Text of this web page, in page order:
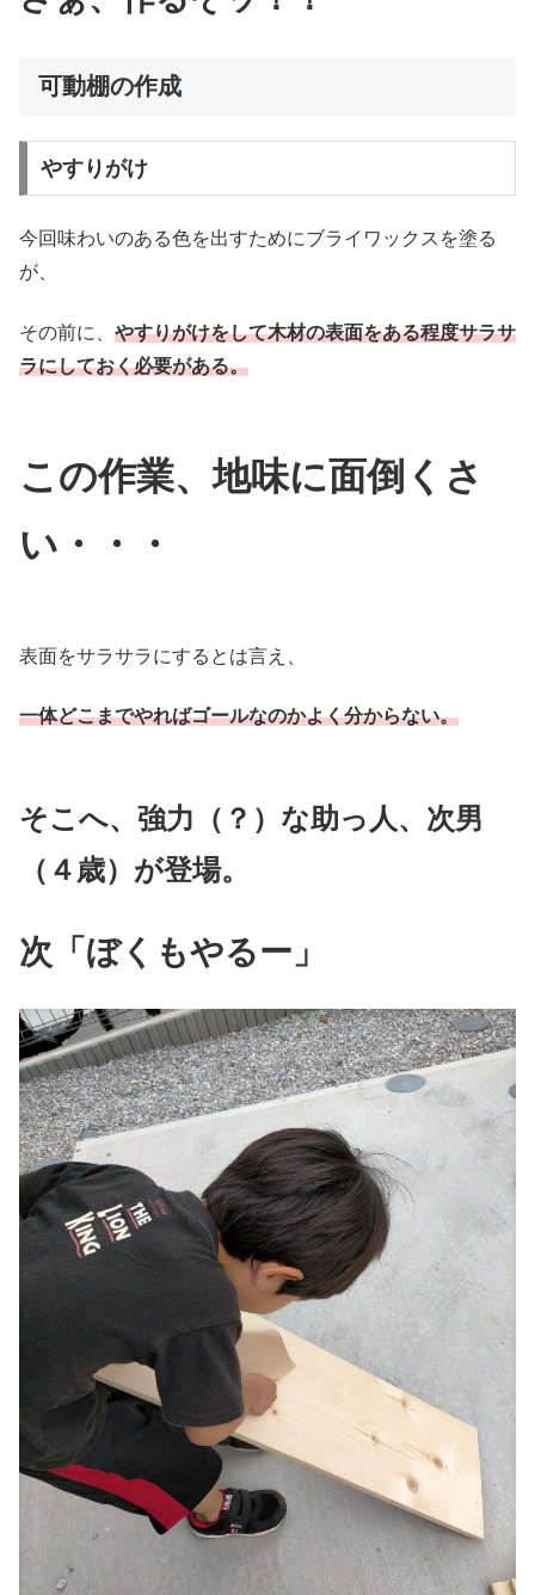
可動棚の作成
やすりがけ
今回味わいのある色を出すためにブライワックスを塗る
が、
その前に、 やすりがけをして木材の表面をある程度サラサ
ラにしておく必要がある。
この作業、地味に面倒くさ
い・・・
表面をサラサラにするとは言え、
一体どこまでやればゴールなのかよく分からない。
そこへ、強力（？）な助っ人、次男
（４歳）が登場。
次「ぼくもやるー」